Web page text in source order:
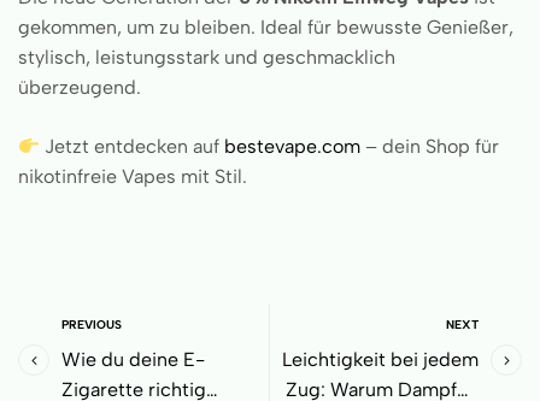
gekommen, um zu bleiben. Ideal für bewusste Genießer,
stylisch, leistungsstark und geschmacklich
überzeugend.
Jetzt entdecken auf bestevape.com – dein Shop für
nikotinfreie Vapes mit Stil.
PREVIOUS
Wie du deine E-
Zigarette richtig
NEXT
Leichtigkeit bei jedem
Zug: Warum Dampfen